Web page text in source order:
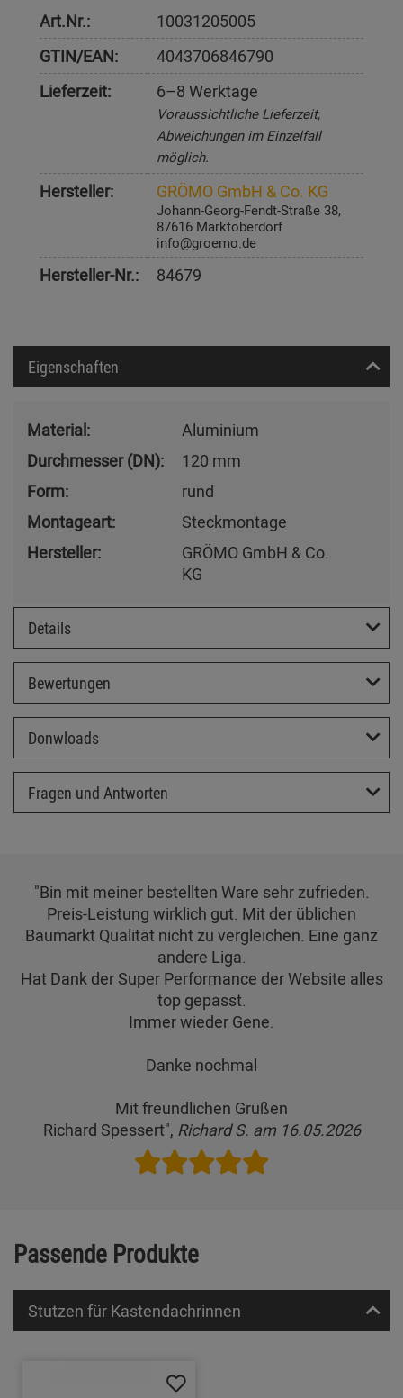
Art.Nr.:
10031205005
GTIN/EAN:
4043706846790
Lieferzeit:
6–8 Werktage
Voraussichtliche Lieferzeit,
Abweichungen im Einzelfall
möglich.
Hersteller: GRÖMO GmbH & Co. KG
Johann-Georg-Fendt-Straße 38,
87616 Marktoberdorf
info@groemo.de
Hersteller-Nr.: 84679
Eigenschaften
Material:
Aluminium
Durchmesser (DN):
120 mm
Form:
rund
Montageart:
Steckmontage
Hersteller:
GRÖMO GmbH & Co.
KG
Details
Bewertungen
Donwloads
Fragen und Antworten
"Bin mit meiner bestellten Ware sehr zufrieden.
Preis-Leistung wirklich gut. Mit der üblichen
Baumarkt Qualität nicht zu vergleichen. Eine ganz
andere Liga.
Hat Dank der Super Performance der Website alles
top gepasst.
Immer wieder Gene.
Danke nochmal
Mit freundlichen Grüßen
Richard Spessert", Richard S. am 16.05.2026
Passende Produkte
Stutzen für Kastendachrinnen